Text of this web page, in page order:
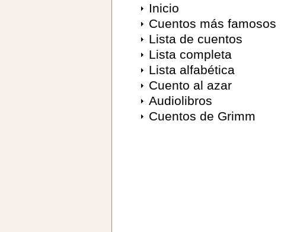
Inicio
Cuentos más famosos
Lista de cuentos
Lista completa
Lista alfabética
Cuento al azar
Audiolibros
Cuentos de Grimm